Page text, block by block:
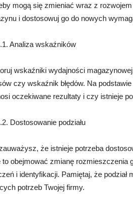
mogą się zmieniać wraz z
i dostosowuj go do nowych
Analiza wskaźników
wskaźniki wydajności
czy wskaźnik błędów. Na
oczekiwane rezultaty i czy istnieje
Dostosowanie podziału
że istnieje potrzeba
to obejmować zmianę rozmieszczenia
i identyfikacji. Pamiętaj, że
potrzeb Twojej firmy.